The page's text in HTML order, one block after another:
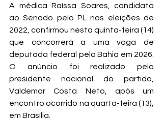
A médica Raíssa Soares, candidata
ao Senado pelo PL nas eleições de
2022, confirmou nesta quinta-feira (14)
que concorrerá a uma vaga de
deputada federal pela Bahia em 2026.
O anúncio foi realizado pelo
presidente nacional do partido,
Valdemar Costa Neto, após um
encontro ocorrido na quarta-feira (13),
em Brasília.